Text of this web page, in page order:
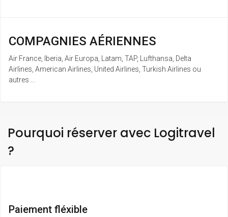
COMPAGNIES AÉRIENNES
Air France, Iberia, Air Europa, Latam, TAP, Lufthansa, Delta
Airlines, American Airlines, United Airlines, Turkish Airlines ou
autres ...
Pourquoi réserver avec Logitravel
?
Paiement fléxible